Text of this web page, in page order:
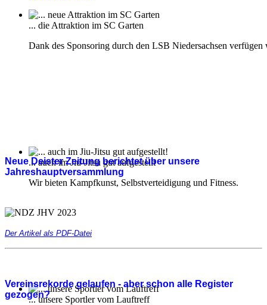
... die Attraktion im SC Garten
Dank des Sponsoring durch den LSB Niedersachsen
... auch im Jiu-Jitsu gut aufgestellt
Wir bieten Kampfkunst, Selbstverteidigung und Fitness.
... unsere Sportler vom Lauftreff
Neue Deister Zeitung berichtet über unsere
Jahreshauptversammlung
Der Artikel als PDF-Datei
Vereinsrekorde gelaufen - aber schon alle Register
gezogen?